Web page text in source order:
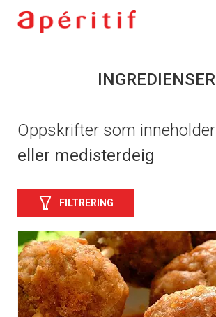
INGREDIENSER
Oppskrifter som inneholder
eller medisterdeig
FILTRERING